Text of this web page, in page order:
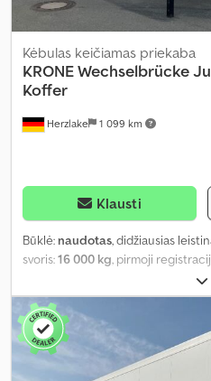
Herzlake 1 099 km
Kėbulas keičiamas priekaba
KRONEWechselbrücke
Koffer
Klausti
Būklė: naudotas, didžiausias
svoris:16 000 kg, pirmoji
, krovinių skyriaus plotis:
aukštis:2 955 mm, krovinio
2 550 mm , bendras aukštis: